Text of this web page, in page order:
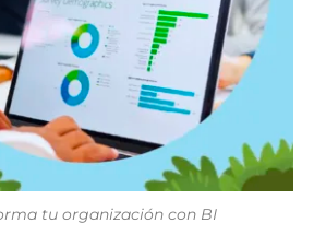
tu organización con BI